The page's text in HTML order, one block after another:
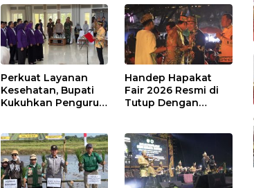
Perkuat Layanan
Kesehatan, Bupati
Kukuhkan Pengurus
Handep Hapakat
Fair 2026 Resmi di
Tutup Dengan